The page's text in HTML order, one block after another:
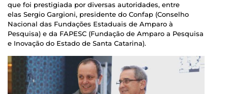
que foi prestigiada por diversas autoridades, entre
elas Sergio Gargioni, presidente do Confap (Conselho
Nacional das Fundações Estaduais de Amparo à
Pesquisa) e da FAPESC (Fundação de Amparo a Pesquisa
e Inovação do Estado de Santa Catarina).